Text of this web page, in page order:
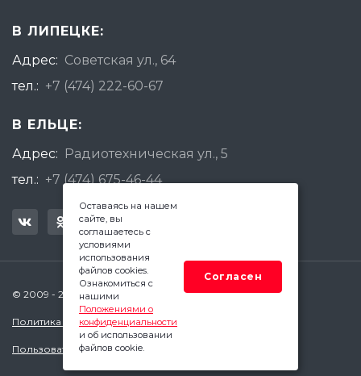
В ЛИПЕЦКЕ:
Адрес: Советская ул., 64
тел.: +7 (474) 222-60-67
В ЕЛЬЦЕ:
Адрес: Радиотехническая ул., 5
тел.: +7 (474) 675-46-44
© 2009 - 2026 Квадратный Метр - Липецк
Политика конфиденциальности
Пользовательское соглашение
Оставаясь на нашем
сайте, вы
соглашаетесь с
условиями
использования
файлов cookies.
Ознакомиться с
нашими
Положениями о
конфиденциальности
и об использовании
файлов cookie.
Согласен